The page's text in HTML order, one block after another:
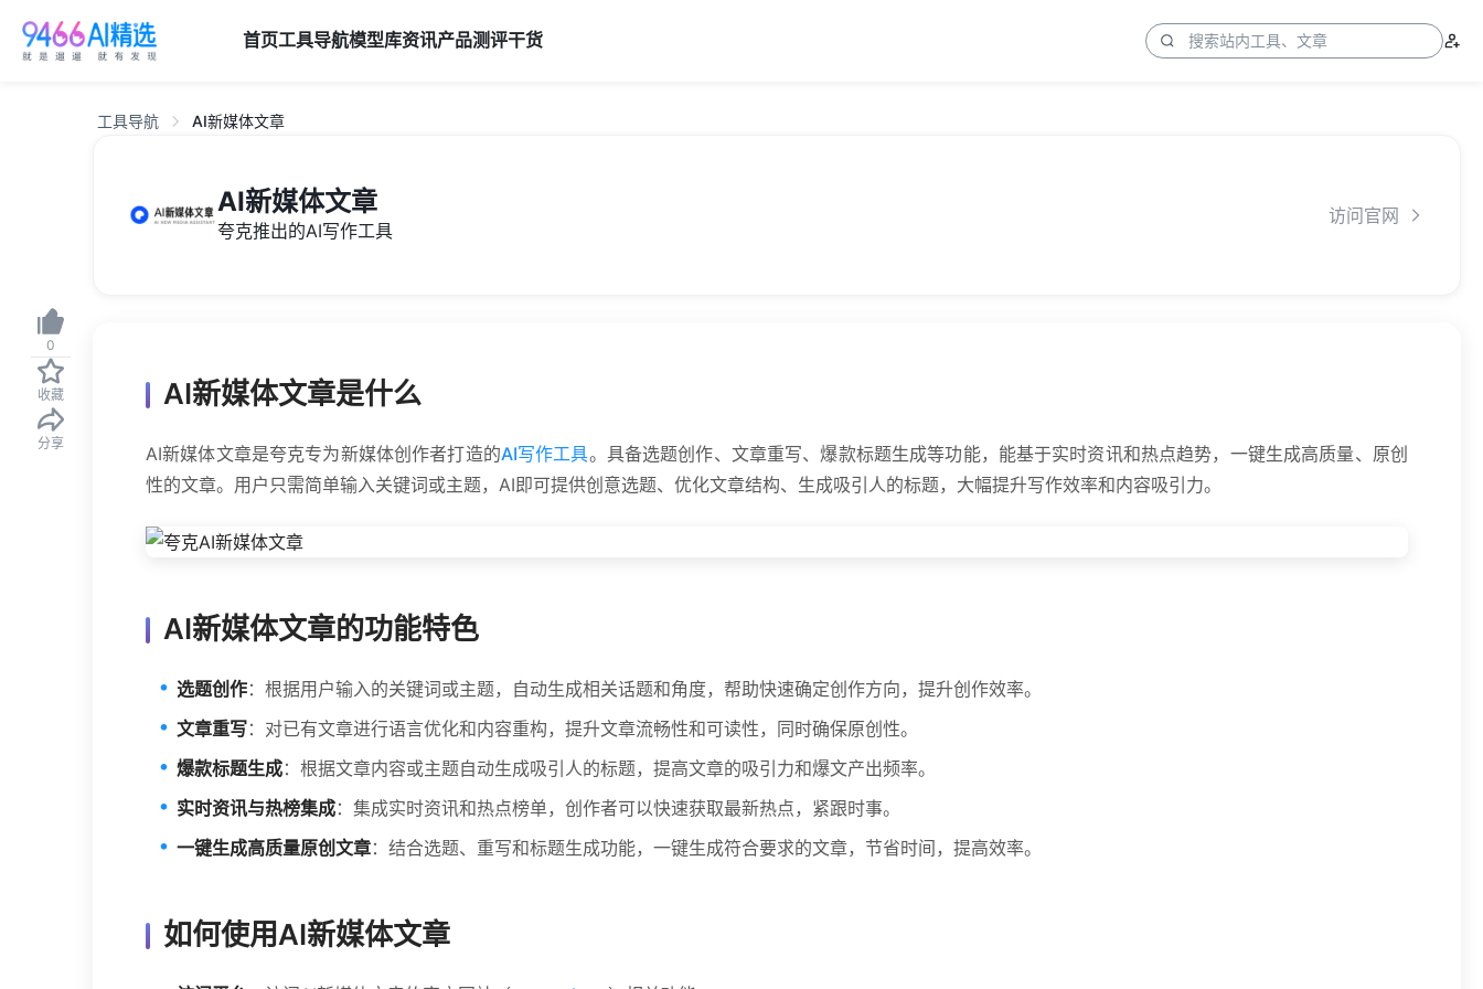
首页工具导航模型库资讯产品测评干货
0
收藏
分享
工具导航 AI新媒体文章
AI新媒体文章
夸克推出的AI写作工具
访问官网
AI新媒体文章是什么
AI新媒体文章是夸克专为新媒体创作者打造的AI写作工具。具备选题创作、文章重写、爆款标题生成等功能，能基于实时资讯和热点趋势，一键生成高质量、原创
性的文章。用户只需简单输入关键词或主题，AI即可提供创意选题、优化文章结构、生成吸引人的标题，大幅提升写作效率和内容吸引力。
AI新媒体文章的功能特色
选题创作：根据用户输入的关键词或主题，自动生成相关话题和角度，帮助快速确定创作方向，提升创作效率。
文章重写：对已有文章进行语言优化和内容重构，提升文章流畅性和可读性，同时确保原创性。
爆款标题生成：根据文章内容或主题自动生成吸引人的标题，提高文章的吸引力和爆文产出频率。
实时资讯与热榜集成：集成实时资讯和热点榜单，创作者可以快速获取最新热点，紧跟时事。
一键生成高质量原创文章：结合选题、重写和标题生成功能，一键生成符合要求的文章，节省时间，提高效率。
如何使用AI新媒体文章